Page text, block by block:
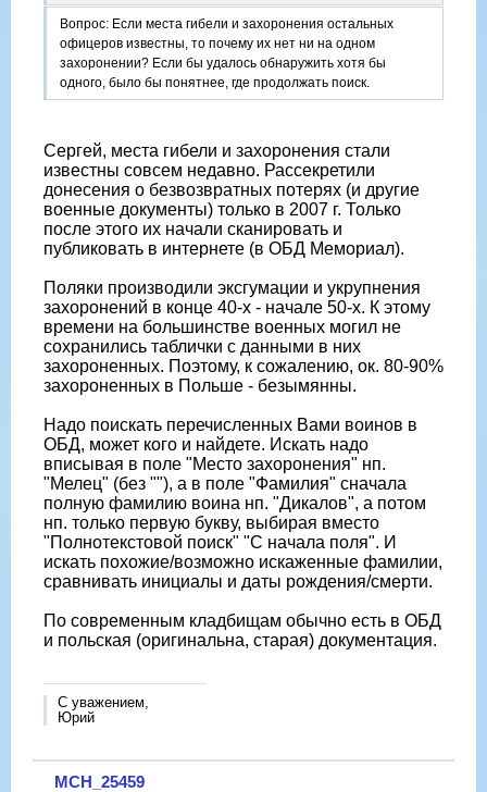
Дмитриевич, 1921 г.р.);
23.08.1944г. – с. Борова (Л-нт Белоконь Федот Борисович,
1924 г.р.);
23.08.1944г. – с. Борова (Мл. л-нт Перепуст Иван
Васильевич, 1923 г.р.);
24.08.1944г. – с. Борова (Л-нт Чеботарев Петр Иванович,
24.08.1944г. – с. Вевюрка (Л-нт Смирнов Александр
Иванович, 1924 г.р.);
26.08.1944г. – ? (Л-нт Иванченко Василий Митрофанович,
1924 г.р.);
26.08.1944г. – ? (Мл. л-нт Ярков Матвей Сергеевич, 1925
г.р.);
28.08.1944г. – с. Ружа (Л-нт Глушков Павел Николаевич,
Вопрос: Если места гибели и захоронения остальных
офицеров известны, то почему их нет ни на одном
захоронении? Если бы удалось обнаружить хотя бы
одного, было бы понятнее, где продолжать поиск.
Если не сложно, можно перенести в тему.
Еще раз спасибо!
Вопрос: Если места гибели и захоронения остальных
офицеров известны, то почему их нет ни на одном
захоронении? Если бы удалось обнаружить хотя бы
одного, было бы понятнее, где продолжать поиск.
Сергей, места гибели и захоронения стали
известны совсем недавно. Рассекретили
донесения о безвозвратных потерях (и другие
военные документы) только в 2007 г. Только
после этого их начали сканировать и
публиковать в интернете (в ОБД Мемориал).
Поляки производили эксгумации и укрупнения
захоронений в конце 40-х - начале 50-х. К этому
времени на большинстве военных могил не
сохранились таблички с данными в них
захороненных. Поэтому, к сожалению, ок. 80-90%
захороненных в Польше - безымянны.
Надо поискать перечисленных Вами воинов в
ОБД, может кого и найдете. Искать надо
вписывая в поле "Место захоронения" нп.
"Мелец" (без ""), а в поле "Фамилия" сначала
полную фамилию воина нп. "Дикалов", а потом
нп. только первую букву, выбирая вместо
"Полнотекстовой поиск" "С начала поля". И
искать похожие/возможно искаженные фамилии,
сравнивать инициалы и даты рождения/смерти.
По современным кладбищам обычно есть в ОБД
и польская (оригинальна, старая) документация.
С уважением,
Юрий
МСН_25459